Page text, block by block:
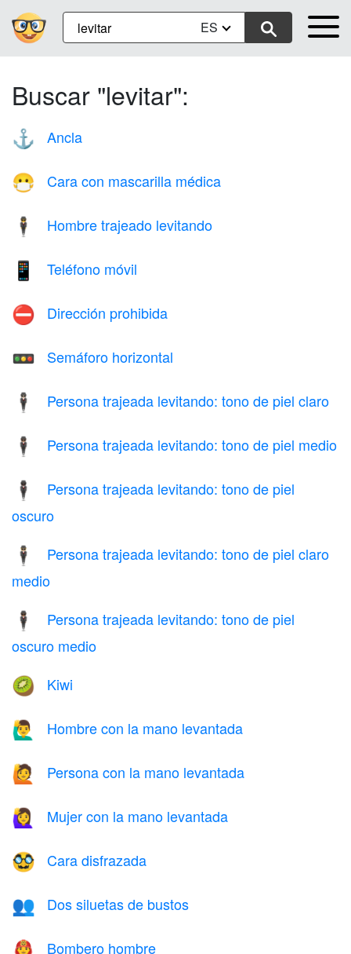
ES
Buscar "levitar":
⚓ Ancla
😷 Cara con mascarilla médica
🕴️ Hombre trajeado levitando
📱 Teléfono móvil
⛔ Dirección prohibida
🚥 Semáforo horizontal
🕴🏻 Persona trajeada levitando: tono de piel claro
🕴🏽 Persona trajeada levitando: tono de piel medio
🕴🏿
Persona trajeada levitando: tono de piel
oscuro
🕴🏼
Persona trajeada levitando: tono de piel claro
medio
🕴🏾
Persona trajeada levitando: tono de piel
oscuro medio
🥝 Kiwi
🙋‍♂️ Hombre con la mano levantada
🙋 Persona con la mano levantada
🙋‍♀️ Mujer con la mano levantada
🥸 Cara disfrazada
👥 Dos siluetas de bustos
Bombero hombre